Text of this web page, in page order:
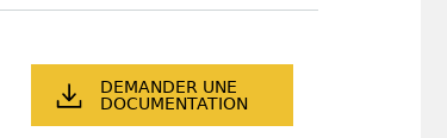
DEMANDER UNE
DOCUMENTATION